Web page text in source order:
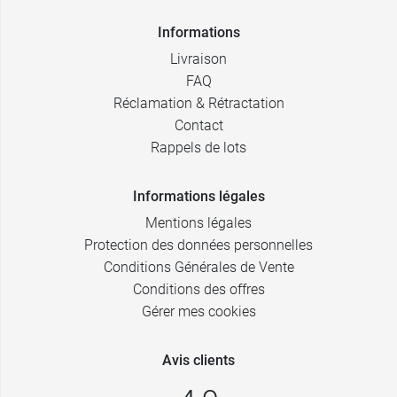
Informations
Livraison
FAQ
Réclamation & Rétractation
Contact
Rappels de lots
Informations légales
Mentions légales
Protection des données personnelles
Conditions Générales de Vente
Conditions des offres
Gérer mes cookies
Avis clients